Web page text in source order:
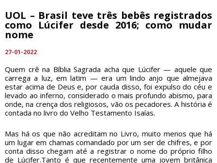
UOL – Brasil teve três bebês registrados
como Lúcifer desde 2016; como mudar
nome
27-01-2022
Quem crê na Bíblia Sagrada acha que Lúcifer — aquele que
carrega a luz, em latim — era um lindo anjo que almejava
estar acima de Deus e, por cauda disso, foi expulso do céu e
levado ao inferno, considerado o mais profundo abismo, para
onde, na crença dos religiosos, vão os pecadores. A história é
contada no livro do Velho Testamento Isaías.
Mas há os que não acreditam no Livro, muito menos que há
um lugar em chamas comandado por um ser de chifres, e por
conta disso chegam até a registrar o nome do próprio filho
de Lúcifer.Tanto é que recentemente uma jovem britânica